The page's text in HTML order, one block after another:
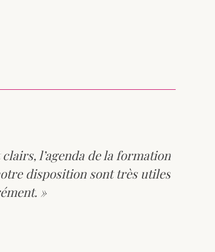
l’agenda de la formation
disposition sont très utiles
»